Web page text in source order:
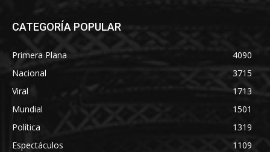
CATEGORÍA POPULAR
Primera Plana
4090
Nacional
3715
Viral
1713
Mundial
1501
Política
1319
Espectáculos
1109